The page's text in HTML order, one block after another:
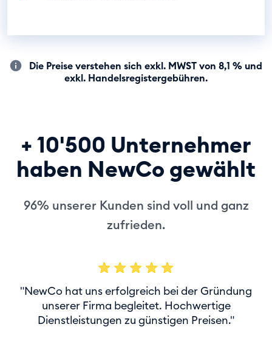
Die Preise verstehen sich exkl. MWST von 8,1 % und
exkl. Handelsregistergebühren.
+ 10'500 Unternehmer
haben NewCo gewählt
96% unserer Kunden sind voll und ganz
zufrieden.
"NewCo hat uns erfolgreich bei der Gründung
unserer Firma begleitet. Hochwertige
Dienstleistungen zu günstigen Preisen."